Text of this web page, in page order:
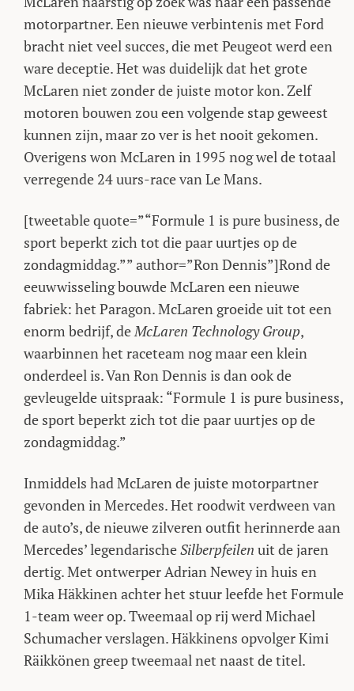
motorpartner. Een nieuwe verbintenis met Ford
bracht niet veel succes, die met Peugeot werd een
ware deceptie. Het was duidelijk dat het grote
McLaren niet zonder de juiste motor kon. Zelf
motoren bouwen zou een volgende stap geweest
kunnen zijn, maar zo ver is het nooit gekomen.
Overigens won McLaren in 1995 nog wel de totaal
verregende 24 uurs-race van Le Mans.
[tweetable quote=”“Formule 1 is pure business, de
sport beperkt zich tot die paar uurtjes op de
zondagmiddag.”” author=”Ron Dennis”]Rond de
eeuwwisseling bouwde McLaren een nieuwe
fabriek: het Paragon. McLaren groeide uit tot een
enorm bedrijf, deMcLaren Technology Group,
waarbinnen het raceteam nog maar een klein
onderdeel is. Van Ron Dennis is dan ook de
gevleugelde uitspraak: “Formule 1 is pure business,
de sport beperkt zich tot die paar uurtjes op de
zondagmiddag.”
Inmiddels had McLaren de juiste motorpartner
gevonden in Mercedes. Het roodwit verdween van
de auto’s, de nieuwe zilveren outfit herinnerde aan
Mercedes’ legendarischeSilberpfeilen uit de jaren
dertig. Met ontwerper Adrian Newey in huis en
Mika Häkkinen achter het stuur leefde het Formule
1-team weer op. Tweemaal op rij werd Michael
Schumacher verslagen. Häkkinens opvolger Kimi
Räikkönen greep tweemaal net naast de titel.